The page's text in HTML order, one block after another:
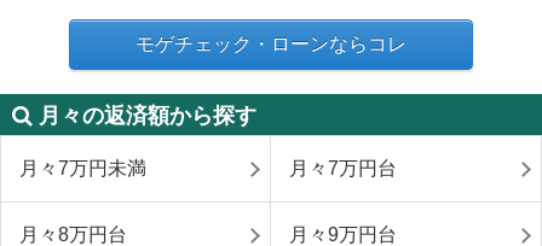
モゲチェック・ローンならコレ
月々の返済額から探す
月々7万円未満 月々7万円台
月々8万円台 月々9万円台